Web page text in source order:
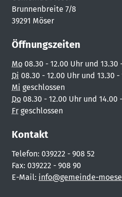
Brunnenbreite 7/8
39291 Möser
Öffnungszeiten
Mo 08.30 - 12.00 Uhr und 13.30
Di 08.30 - 12.00 Uhr und 13.30 -
Mi geschlossen
Do 08.30 - 12.00 Uhr und 14.00
Fr geschlossen
Kontakt
Telefon: 039222 - 908 52
Fax: 039222 - 908 90
E-Mail: info@gemeinde-